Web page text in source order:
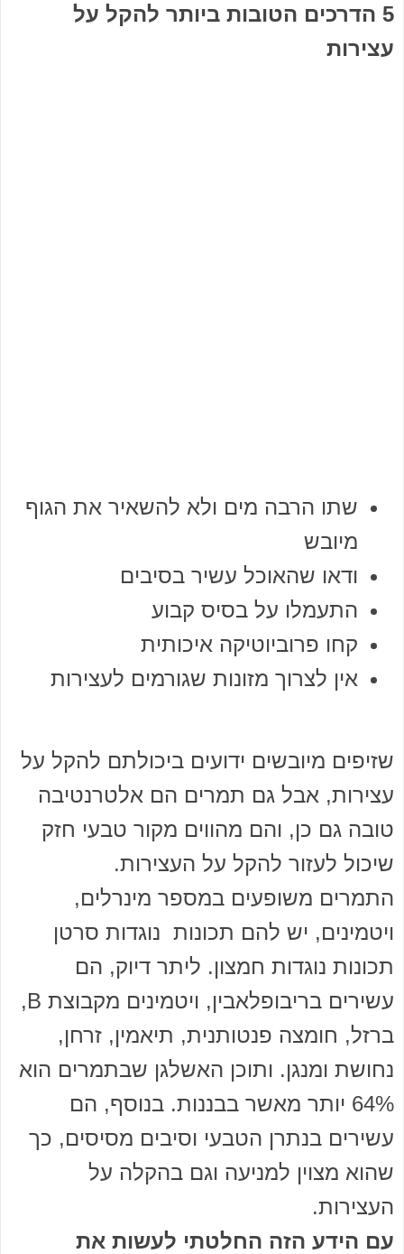
5 הדרכים הטובות ביותר להקל על
עצירות
שתו הרבה מים ולא להשאיר את הגוף
מיובש
ודאו שהאוכל עשיר בסיבים
התעמלו על בסיס קבוע
קחו פרוביוטיקה איכותית
אין לצרוך מזונות שגורמים לעצירות
שזיפים מיובשים ידועים ביכולתם להקל על
עצירות, אבל גם תמרים הם אלטרנטיבה
טובה גם כן, והם מהווים מקור טבעי חזק
שיכול לעזור להקל על העצירות.
התמרים משופעים במספר מינרלים,
ויטמינים, יש להם תכונות נוגדות סרטן
תכונות נוגדות חמצון. ליתר דיוק, הם
עשירים בריבופלאבין, ויטמינים מקבוצת B,
ברזל, חומצה פנטותנית, תיאמין, זרחן,
נחושת ומנגן. ותוכן האשלגן שבתמרים הוא
64% יותר מאשר בבננות. בנוסף, הם
עשירים בנתרן הטבעי וסיבים מסיסים, כך
שהוא מצוין למניעה וגם בהקלה על
העצירות.
עם הידע הזה החלטתי לעשות את